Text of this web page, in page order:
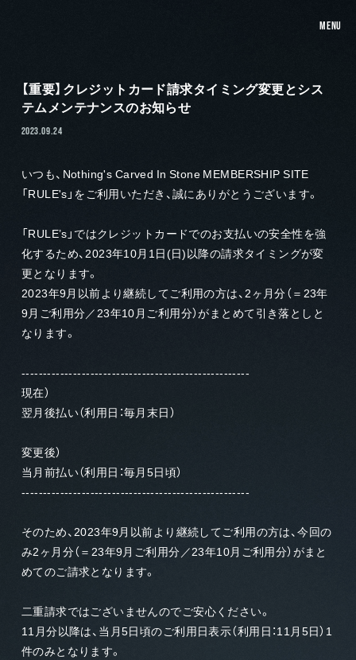
MENU
【重要】クレジットカード請求タイミング変更とシス
テムメンテナンスのお知らせ
2023.09.24
いつも、Nothing's Carved In Stone MEMBERSHIP SITE
「RULE's」をご利用いただき、誠にありがとうございます。
「RULE’s」ではクレジットカードでのお支払いの安全性を強
化するため、2023年10月1日(日)以降の請求タイミングが変
更となります。
2023年9月以前より継続してご利用の方は、2ヶ月分（＝23年
9月ご利用分／23年10月ご利用分）がまとめて引き落としと
なります。
-----------------------------------------------------
現在）
翌月後払い（利用日：毎月末日）
変更後）
当月前払い（利用日：毎月5日頃）
-----------------------------------------------------
そのため、2023年9月以前より継続してご利用の方は、今回の
み2ヶ月分（＝23年9月ご利用分／23年10月ご利用分）がまと
めてのご請求となります。
二重請求ではございませんのでご安心ください。
11月分以降は、当月5日頃のご利用日表示（利用日：11月5日）1
件のみとなります。